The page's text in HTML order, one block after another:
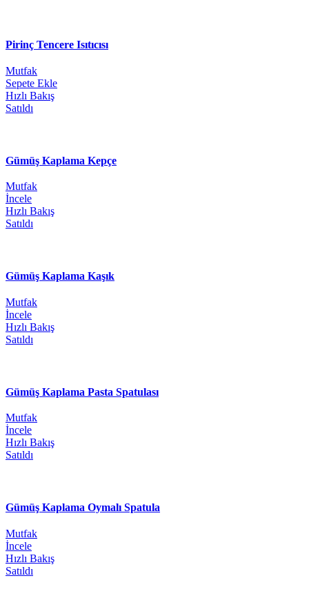
Pirinç Tencere Isıtıcısı
Mutfak
Sepete Ekle
Hızlı Bakış
Satıldı
Gümüş Kaplama Kepçe
Mutfak
İncele
Hızlı Bakış
Satıldı
Gümüş Kaplama Kaşık
Mutfak
İncele
Hızlı Bakış
Satıldı
Gümüş Kaplama Pasta Spatulası
Mutfak
İncele
Hızlı Bakış
Satıldı
Gümüş Kaplama Oymalı Spatula
Mutfak
İncele
Hızlı Bakış
Satıldı